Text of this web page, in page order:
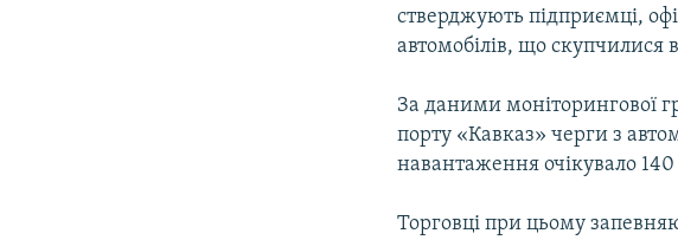
стверджують підприємці,
автомобілів, що скупчилися
За даними моніторингової
порту «Кавказ» черги з
навантаження очікувало
Торговці при цьому